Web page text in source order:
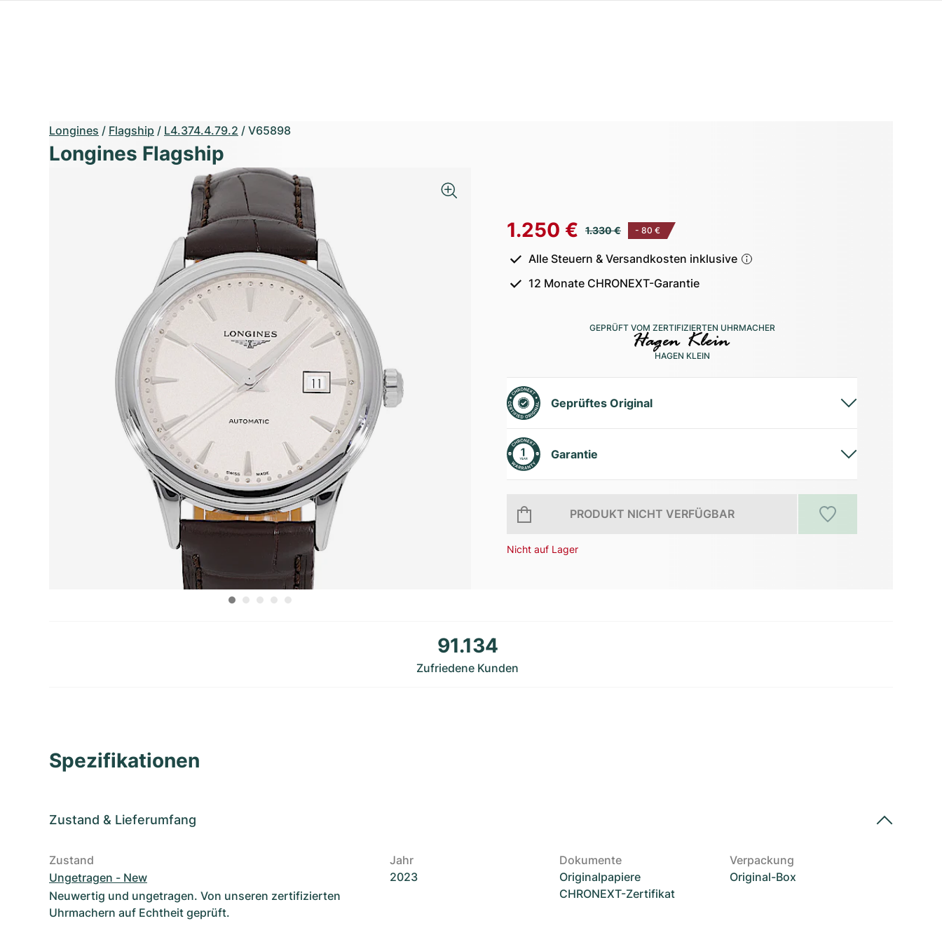
Longines / Flagship / L4.374.4.79.2 / V65898
Longines Flagship
1.250 € 1.330 € - 80 €
Alle Steuern & Versandkosten inklusive
12 Monate CHRONEXT-Garantie
GEPRÜFT VOM ZERTIFIZIERTEN UHRMACHER
HAGEN KLEIN
Geprüftes Original
Garantie
PRODUKT NICHT VERFÜGBAR
Nicht auf Lager
91.134
Zufriedene Kunden
Spezifikationen
Zustand & Lieferumfang
Zustand
Ungetragen - New
Neuwertig und ungetragen. Von unseren zertifizierten
Uhrmachern auf Echtheit geprüft.
Jahr
2023
Dokumente
Originalpapiere
CHRONEXT-Zertifikat
Verpackung
Original-Box